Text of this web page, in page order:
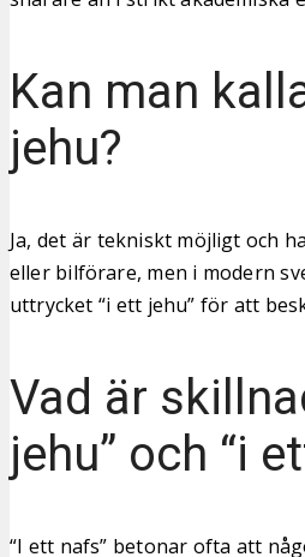
Kan man
jehu?
Ja, det är tekniskt möjligt och
eller bilförare, men i modern
uttrycket “i ett jehu” för att
Vad är
jehu” och “i
“I ett nafs” betonar ofta att